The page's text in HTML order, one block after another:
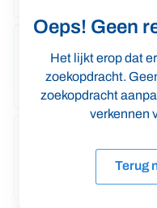
Oeps! Geen
Het lijkt erop dat
zoekopdracht.
zoekopdracht
verkennen
Terug